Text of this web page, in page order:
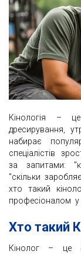
Кінологія –
дресирування,
набирає
спеціалістів
за запитами:
"скільки
хто такий
професіоналом у
Хто такий
Кінолог – це